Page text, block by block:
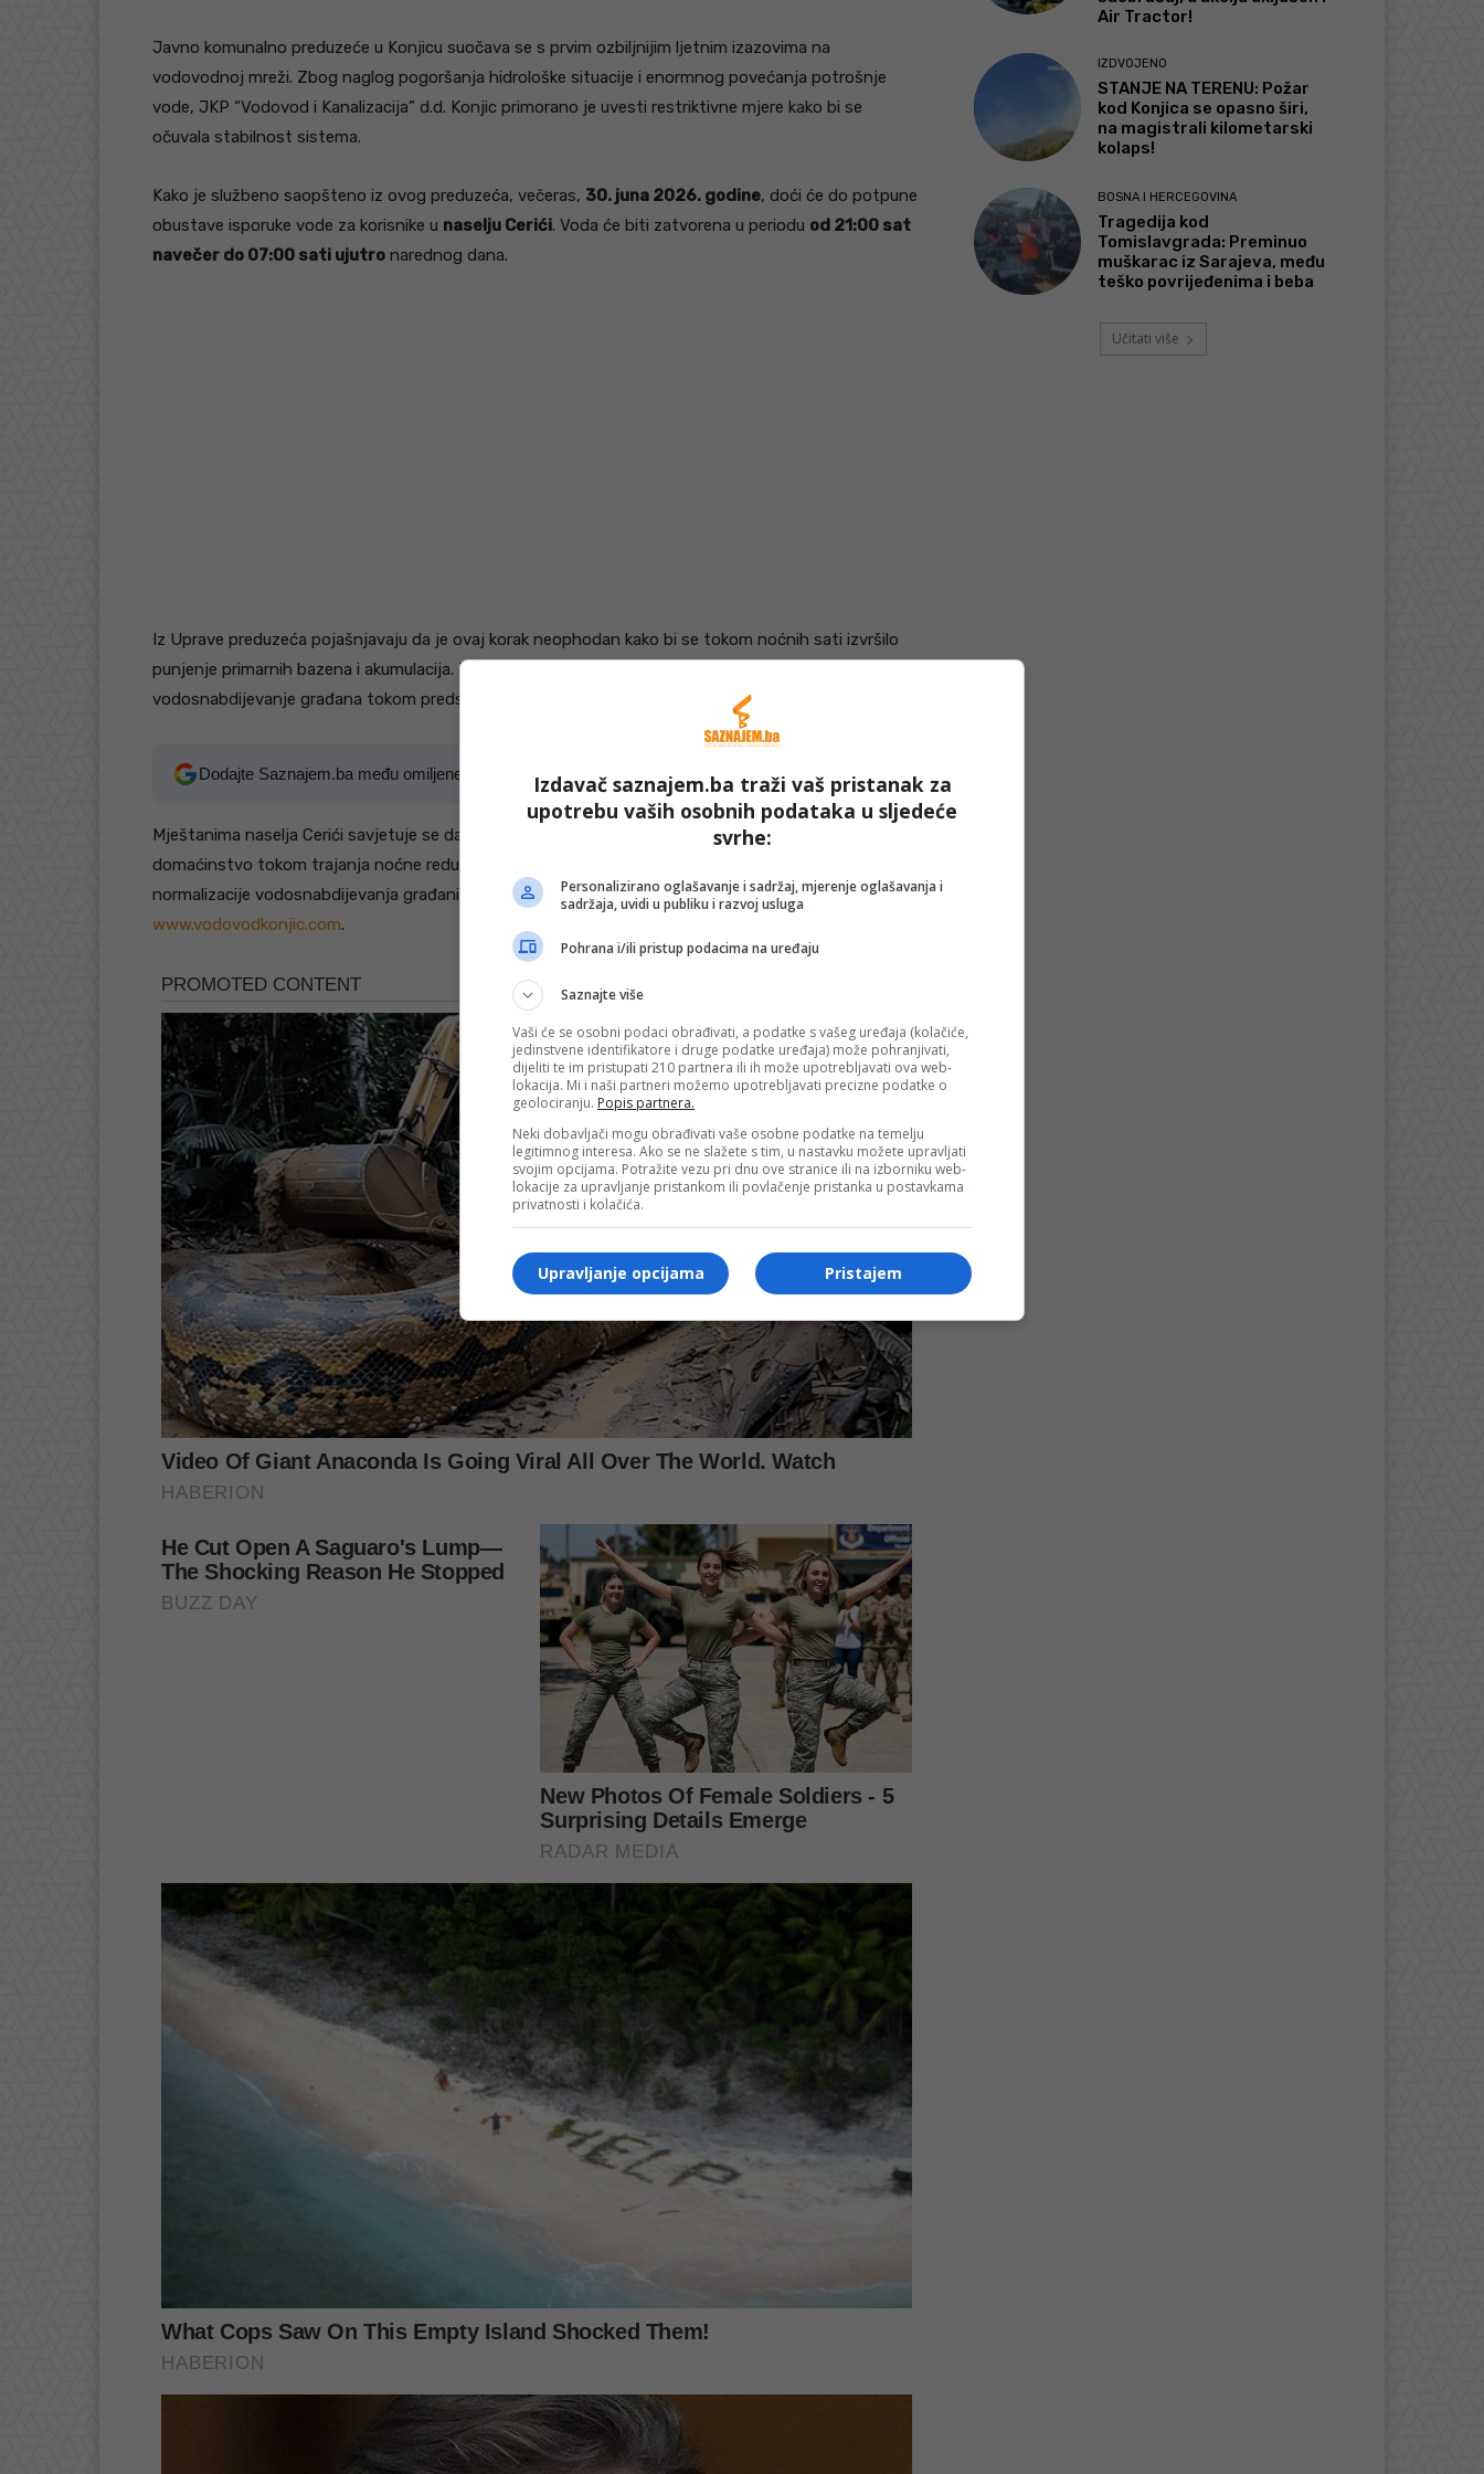
Javno komunalno preduzeće u Konjicu suočava se s prvim ozbiljnijim ljetnim izazovima na
vodovodnoj mreži. Zbog naglog pogoršanja hidrološke situacije i enormnog povećanja potrošnje
vode, JKP “Vodovod i Kanalizacija” d.d. Konjic primorano je uvesti restriktivne mjere kako bi se
očuvala stabilnost sistema.
Kako je službeno saopšteno iz ovog preduzeća, večeras, 30. juna 2026. godine, doći će do potpune
obustave isporuke vode za korisnike u naselju Cerići. Voda će biti zatvorena u periodu od 21:00 sat
navečer do 07:00 sati ujutro narednog dana.
Iz Uprave preduzeća pojašnjavaju da je ovaj korak neophodan kako bi se tokom noćnih sati izvršilo
punjenje primarnih bazena i akumulacija. Time će se omogućiti normalizacija pritiska i uredno
vodosnabdijevanje građana tokom predstojećeg dana.
Dodajte Saznajem.ba među omiljene izvore na Googleu
Mještanima naselja Cerići savjetuje se da na vrijeme osiguraju minimalne zalihe vode potrebne za
domaćinstvo tokom trajanja noćne redukcije. Sve dodatne informacije o stanju na terenu i toku
normalizacije vodosnabdijevanja građani mogu pratiti putem zvanične web stranice preduzeća
www.vodovodkonjic.com.
Air Tractor!
IZDVOJENO
STANJE NA TERENU: Požar
kod Konjica se opasno širi,
na magistrali kilometarski
kolaps!
BOSNA I HERCEGOVINA
Tragedija kod
Tomislavgrada: Preminuo
muškarac iz Sarajeva, među
teško povrijeđenima i beba
Učitati više
Izdavač saznajem.ba traži vaš pristanak za
upotrebu vaših osobnih podataka u sljedeće
svrhe:
Personalizirano oglašavanje i sadržaj, mjerenje oglašavanja i
sadržaja, uvidi u publiku i razvoj usluga
Pohrana i/ili pristup podacima na uređaju
Saznajte više
Vaši će se osobni podaci obrađivati, a podatke s vašeg uređaja (kolačiće,
jedinstvene identifikatore i druge podatke uređaja) može pohranjivati,
dijeliti te im pristupati 210 partnera ili ih može upotrebljavati ova web-
lokacija. Mi i naši partneri možemo upotrebljavati precizne podatke o
geolociranju. Popis partnera.
Neki dobavljači mogu obrađivati vaše osobne podatke na temelju
legitimnog interesa. Ako se ne slažete s tim, u nastavku možete upravljati
svojim opcijama. Potražite vezu pri dnu ove stranice ili na izborniku web-
lokacije za upravljanje pristankom ili povlačenje pristanka u postavkama
privatnosti i kolačića.
Pristajem
Upravljanje opcijama